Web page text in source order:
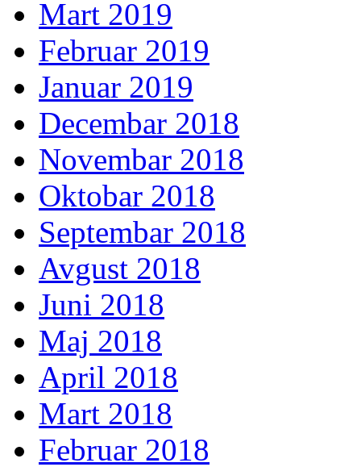
Mart 2019
Februar 2019
Januar 2019
Decembar 2018
Novembar 2018
Oktobar 2018
Septembar 2018
Avgust 2018
Juni 2018
Maj 2018
April 2018
Mart 2018
Februar 2018